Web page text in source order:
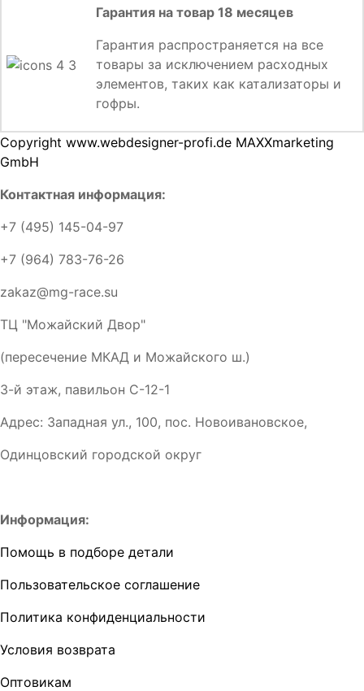
Гарантия на товар 18 месяцев
Гарантия распространяется на все
товары за исключением расходных
элементов, таких как катализаторы и
гофры.
Copyright www.webdesigner-profi.de MAXXmarketing
GmbH
Контактная информация:
+7 (495) 145-04-97
+7 (964) 783-76-26
zakaz@mg-race.su
ТЦ "Можайский Двор"
(пересечение МКАД и Можайского ш.)
3-й этаж, павильон С-12-1
Адрес: Западная ул., 100, пос. Новоивановское,
Одинцовский городской округ
Информация:
Помощь в подборе детали
Пользовательское соглашение
Политика конфиденциальности
Условия возврата
Оптовикам